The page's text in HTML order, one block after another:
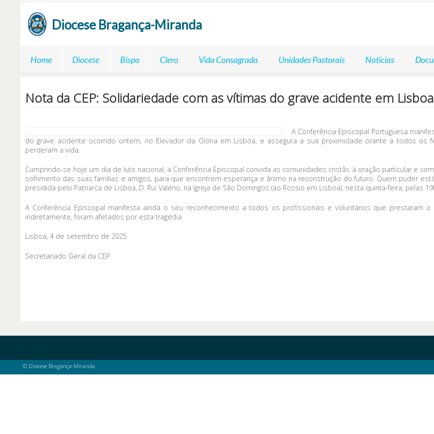
Diocese Bragança-Miranda
Home Diocese Bispo Clero Vida Consagrada Unidades Pastorais Notícias
Nota da CEP: Solidariedade com as vítimas do grave acidente em
A Conferência Episcopal Portuguesa
do grave acidente ocorrido ontem, no Elevador da Glória em Lisboa, e assegura a sua proximidade orante a todos os
perderam a vida.
Cumprindo-se hoje um dia de luto nacional, a Conferência Episcopal convida as comunidades cristãs à oração particular e
sofrimento das suas famílias e amigos, para que encontrem esperança e ânimo na reconstrução do futuro. Quem puder
presidida pelo Patriarca de Lisboa, D. Rui Valério, na Igreja de São Domingos (ao Rossio em Lisboa), nesta quinta-feira, pelas
A Conferência Episcopal manifesta ainda o seu reconhecimento a todos os profissionais e voluntários que
indiretamente, foram afetados por esta tragédia.
Lisboa, 4 de setembro de 2025
Secretariado Geral da CEP
© Diocese Bragança-Miranda